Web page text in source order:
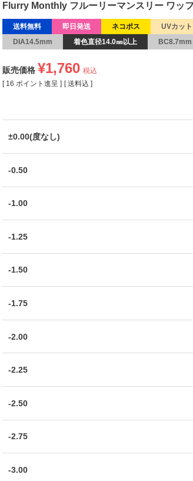
Flurry Monthly フルーリーマンスリー ワッ
送料無料 即日発送 ネコポス UVカット
DIA14.5mm
着色直径14.0㎜以上 BC8.7mm
販売価格 ¥1,760 税込
[ 16 ポイント進呈 ] 送料込
±0.00(度なし)
-0.50
-1.00
-1.25
-1.50
-1.75
-2.00
-2.25
-2.50
-2.75
-3.00